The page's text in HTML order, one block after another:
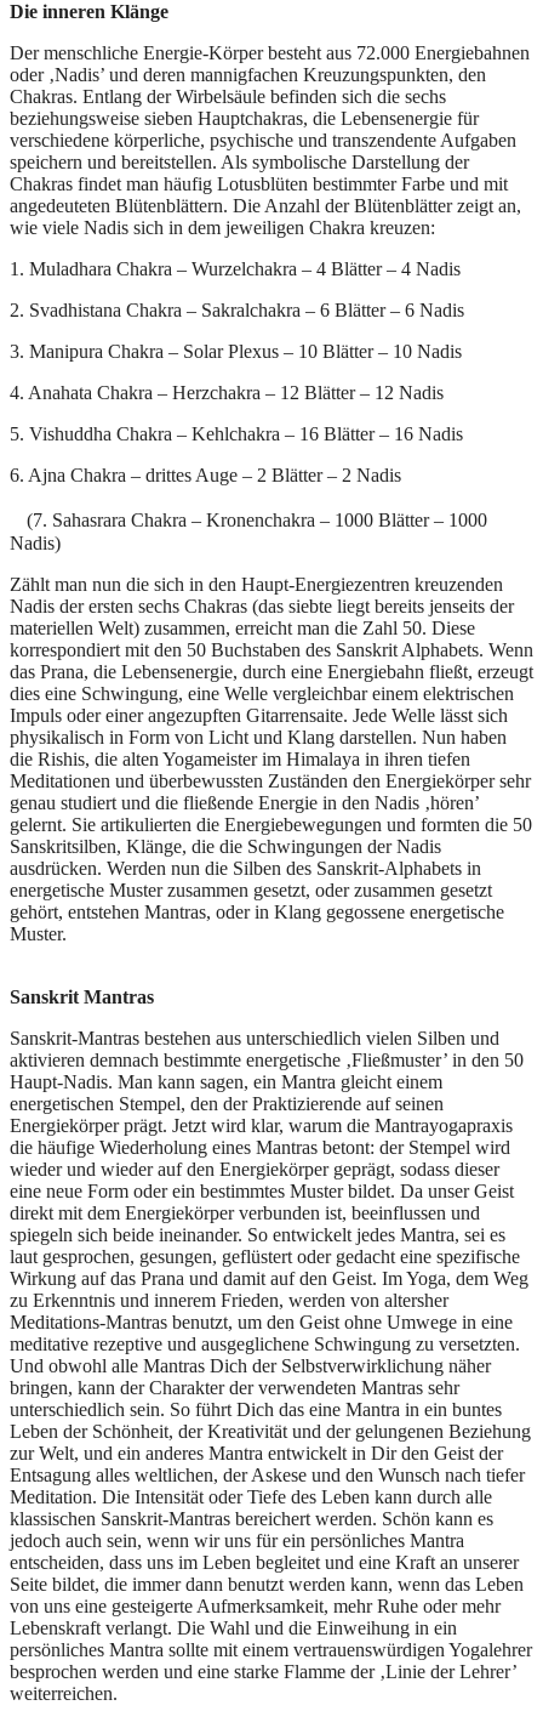
Die inneren Klänge
Der menschliche Energie-Körper besteht aus 72.000 Energiebahnen
oder ‚Nadis’ und deren mannigfachen Kreuzungspunkten, den
Chakras. Entlang der Wirbelsäule befinden sich die sechs
beziehungsweise sieben Hauptchakras, die Lebensenergie für
verschiedene körperliche, psychische und transzendente Aufgaben
speichern und bereitstellen. Als symbolische Darstellung der
Chakras findet man häufig Lotusblüten bestimmter Farbe und mit
angedeuteten Blütenblättern. Die Anzahl der Blütenblätter zeigt an,
wie viele Nadis sich in dem jeweiligen Chakra kreuzen:
1. Muladhara Chakra – Wurzelchakra – 4 Blätter – 4 Nadis
2. Svadhistana Chakra – Sakralchakra – 6 Blätter – 6 Nadis
3. Manipura Chakra – Solar Plexus – 10 Blätter – 10 Nadis
4. Anahata Chakra – Herzchakra – 12 Blätter – 12 Nadis
5. Vishuddha Chakra – Kehlchakra – 16 Blätter – 16 Nadis
6. Ajna Chakra – drittes Auge – 2 Blätter – 2 Nadis
(7. Sahasrara Chakra – Kronenchakra – 1000 Blätter – 1000
Nadis)
Zählt man nun die sich in den Haupt-Energiezentren kreuzenden
Nadis der ersten sechs Chakras (das siebte liegt bereits jenseits der
materiellen Welt) zusammen, erreicht man die Zahl 50. Diese
korrespondiert mit den 50 Buchstaben des Sanskrit Alphabets. Wenn
das Prana, die Lebensenergie, durch eine Energiebahn fließt, erzeugt
dies eine Schwingung, eine Welle vergleichbar einem elektrischen
Impuls oder einer angezupften Gitarrensaite. Jede Welle lässt sich
physikalisch in Form von Licht und Klang darstellen. Nun haben
die Rishis, die alten Yogameister im Himalaya in ihren tiefen
Meditationen und überbewussten Zuständen den Energiekörper sehr
genau studiert und die fließende Energie in den Nadis ‚hören’
gelernt. Sie artikulierten die Energiebewegungen und formten die 50
Sanskritsilben, Klänge, die die Schwingungen der Nadis
ausdrücken. Werden nun die Silben des Sanskrit-Alphabets in
energetische Muster zusammen gesetzt, oder zusammen gesetzt
gehört, entstehen Mantras, oder in Klang gegossene energetische
Muster.
Sanskrit Mantras
Sanskrit-Mantras bestehen aus unterschiedlich vielen Silben und
aktivieren demnach bestimmte energetische ‚Fließmuster’ in den 50
Haupt-Nadis. Man kann sagen, ein Mantra gleicht einem
energetischen Stempel, den der Praktizierende auf seinen
Energiekörper prägt. Jetzt wird klar, warum die Mantrayogapraxis
die häufige Wiederholung eines Mantras betont: der Stempel wird
wieder und wieder auf den Energiekörper geprägt, sodass dieser
eine neue Form oder ein bestimmtes Muster bildet. Da unser Geist
direkt mit dem Energiekörper verbunden ist, beeinflussen und
spiegeln sich beide ineinander. So entwickelt jedes Mantra, sei es
laut gesprochen, gesungen, geflüstert oder gedacht eine spezifische
Wirkung auf das Prana und damit auf den Geist. Im Yoga, dem Weg
zu Erkenntnis und innerem Frieden, werden von altersher
Meditations-Mantras benutzt, um den Geist ohne Umwege in eine
meditative rezeptive und ausgeglichene Schwingung zu versetzten.
Und obwohl alle Mantras Dich der Selbstverwirklichung näher
bringen, kann der Charakter der verwendeten Mantras sehr
unterschiedlich sein. So führt Dich das eine Mantra in ein buntes
Leben der Schönheit, der Kreativität und der gelungenen Beziehung
zur Welt, und ein anderes Mantra entwickelt in Dir den Geist der
Entsagung alles weltlichen, der Askese und den Wunsch nach tiefer
Meditation. Die Intensität oder Tiefe des Leben kann durch alle
klassischen Sanskrit-Mantras bereichert werden. Schön kann es
jedoch auch sein, wenn wir uns für ein persönliches Mantra
entscheiden, dass uns im Leben begleitet und eine Kraft an unserer
Seite bildet, die immer dann benutzt werden kann, wenn das Leben
von uns eine gesteigerte Aufmerksamkeit, mehr Ruhe oder mehr
Lebenskraft verlangt. Die Wahl und die Einweihung in ein
persönliches Mantra sollte mit einem vertrauenswürdigen Yogalehrer
besprochen werden und eine starke Flamme der ‚Linie der Lehrer’
weiterreichen.